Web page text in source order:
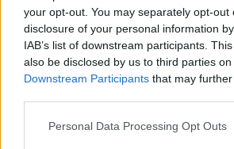
your opt-out. You may separately opt-out
disclosure of your personal information
IAB’s list of downstream participants.
also be disclosed by us to third parties on
Downstream Participants that may
Personal Data Processing Opt Outs